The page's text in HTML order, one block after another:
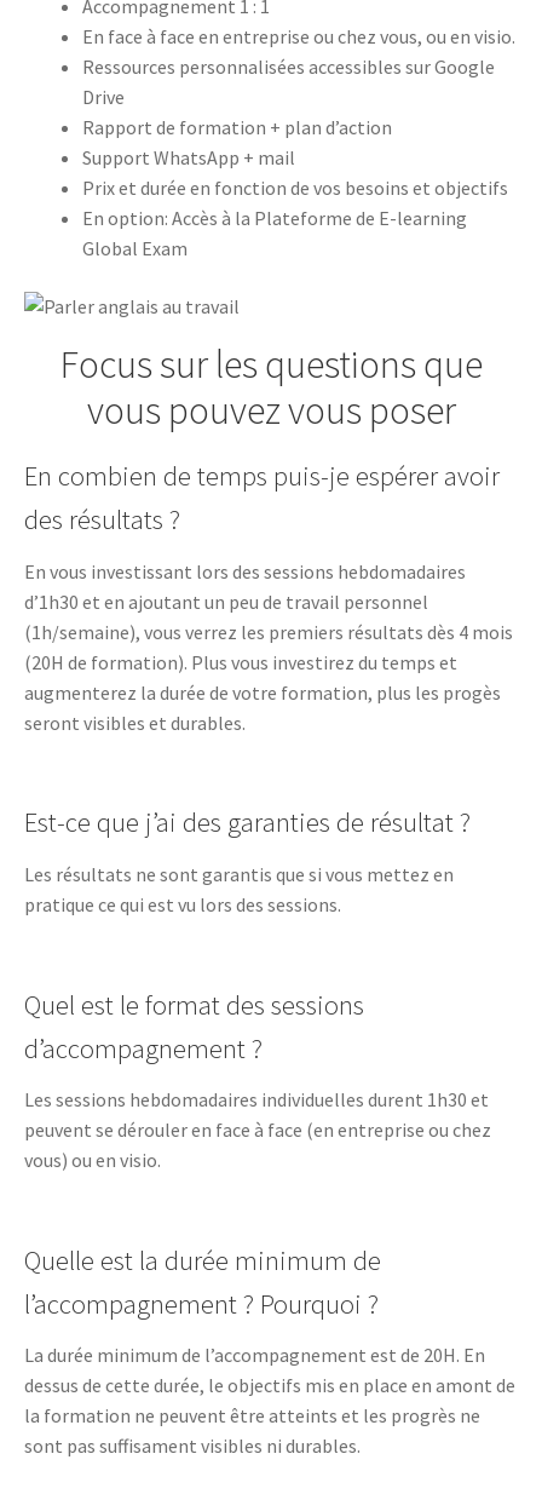
Accompagnement 1 : 1
En face à face en entreprise ou chez vous, ou en visio.
Ressources personnalisées accessibles sur Google
Drive
Rapport de formation + plan d’action
Support WhatsApp + mail
Prix et durée en fonction de vos besoins et objectifs
En option: Accès à la Plateforme de E-learning
Global Exam
Focus sur les questions que
vous pouvez vous poser
En combien de temps puis-je espérer avoir
des résultats ?
En vous investissant lors des sessions hebdomadaires
d’1h30 et en ajoutant un peu de travail personnel
(1h/semaine), vous verrez les premiers résultats dès 4 mois
(20H de formation). Plus vous investirez du temps et
augmenterez la durée de votre formation, plus les progès
seront visibles et durables.
Est-ce que j’ai des garanties de résultat ?
Les résultats ne sont garantis que si vous mettez en
pratique ce qui est vu lors des sessions.
Quel est le format des sessions
d’accompagnement ?
Les sessions hebdomadaires individuelles durent 1h30 et
peuvent se dérouler en face à face (en entreprise ou chez
vous) ou en visio.
Quelle est la durée minimum de
l’accompagnement ? Pourquoi ?
La durée minimum de l’accompagnement est de 20H. En
dessus de cette durée, le objectifs mis en place en amont de
la formation ne peuvent être atteints et les progrès ne
sont pas suffisament visibles ni durables.